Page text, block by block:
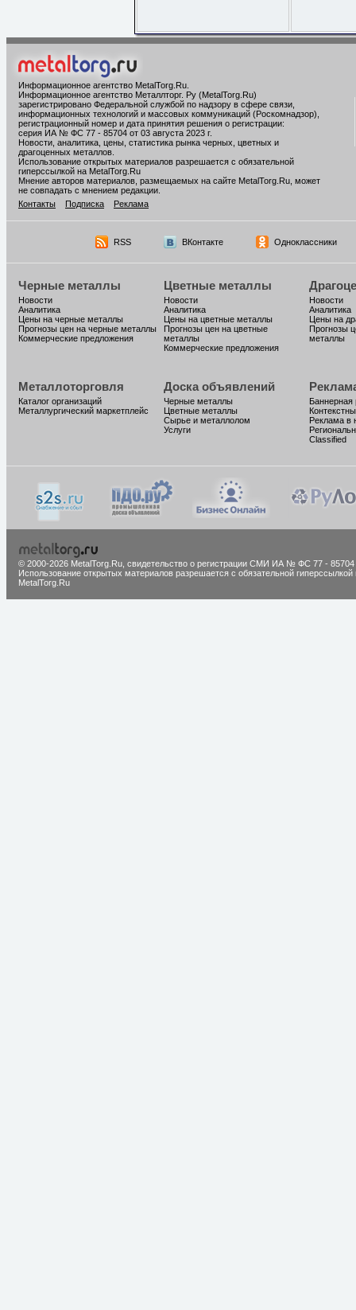
Информационное агентство MetalTorg.Ru
Информационное агентство Металлторг. Ру (MetalTorg.Ru)
зарегистрировано Федеральной службой по надзору в сфере связи,
информационных технологий и массовых коммуникаций (Роскомнадзор),
регистрационный номер и дата принятия решения о регистрации:
серия ИА № ФС 77 - 85704 от 03 августа 2023 г.
Новости, аналитика, цены, статистика рынка черных, цветных и
драгоценных металлов.
Использование открытых материалов разрешается с обязательной
гиперссылкой на MetalTorg.Ru
Мнение авторов материалов, размещаемых на сайте MetalTorg.Ru, может
не совпадать с мнением редакции.
Контакты
Подписка Реклама
RSS ВКонтакте Одноклассники
Черные металлы
Новости
Аналитика
Цены на черные металлы
Прогнозы цен на черные металлы
Коммерческие предложения
Цветные металлы
Новости
Аналитика
Цены на цветные металлы
Прогнозы цен на цветные
металлы
Коммерческие предложения
Новости
Аналитика
Цены на
Прогнозы
металлы
Металлоторговля
Каталог организаций
Металлургический маркетплейс
Доска объявлений
Черные металлы
Цветные металлы
Сырье и металлолом
Услуги
Баннерная
Реклама в
Classified
© 2000-2026 MetalTorg.Ru, cвидетельство о регистрации СМИ ИА № ФС 77 - 85704
Использование открытых материалов разрешается с обязательной гиперссылкой
MetalTorg.Ru